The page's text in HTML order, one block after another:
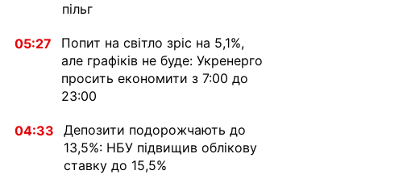
пільг
05:27
Попит на світло зріс на 5,1%,
але графіків не буде: Укренерго
просить економити з 7:00 до
23:00
04:33
Депозити подорожчають до
13,5%: НБУ підвищив облікову
ставку до 15,5%